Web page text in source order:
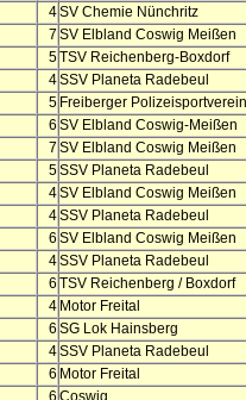
4SV Chemie Nünchritz
7 SV Elbland Coswig Meißen
5TSV Reichenberg-Boxdorf
4SSV Planeta Radebeul
5 Freiberger Polizeisportverein
6 SV Elbland Coswig-Meißen
7 SV Elbland Coswig Meißen
5SSV Planeta Radebeul
4SV Elbland Coswig Meißen
4SSV Planeta Radebeul
6 SV Elbland Coswig Meißen
4SSV Planeta Radebeul
6 TSV Reichenberg / Boxdorf
4 Motor Freital
6 SG Lok Hainsberg
4SSV Planeta Radebeul
6 Motor Freital
6 Coswig